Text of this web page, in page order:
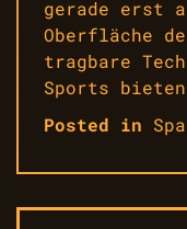
gerade erst
Oberfläche
tragbare
Sports bieten
Posted in